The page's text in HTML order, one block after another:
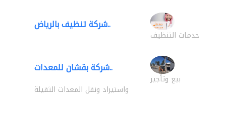
شركة تنظيف بالرياض..
خدمات التنظيف
شركة بقشان للمعدات..
بيع وتأجير
واستيراد ونقل المعدات الثقيلة